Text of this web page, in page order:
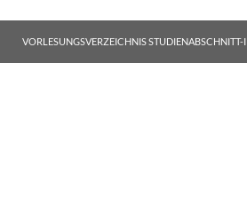
VORLESUNGSVERZEICHNIS STUDIENABSCHNITT-I